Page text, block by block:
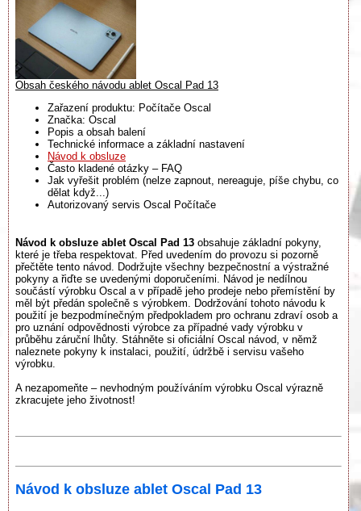
Obsah českého návodu ablet Oscal Pad 13
Zařazení produktu: Počítače Oscal
Značka: Oscal
Popis a obsah balení
Technické informace a základní nastavení
Návod k obsluze
Často kladené otázky – FAQ
Jak vyřešit problém (nelze zapnout, nereaguje, píše chybu, co
dělat když...)
Autorizovaný servis Oscal Počítače
Návod k obsluze ablet Oscal Pad 13 obsahuje základní pokyny,
které je třeba respektovat. Před uvedením do provozu si pozorně
přečtěte tento návod. Dodržujte všechny bezpečnostní a výstražné
pokyny a řiďte se uvedenými doporučeními. Návod je nedílnou
součástí výrobku Oscal a v případě jeho prodeje nebo přemístění by
měl být předán společně s výrobkem. Dodržování tohoto návodu k
použití je bezpodmínečným předpokladem pro ochranu zdraví osob a
pro uznání odpovědnosti výrobce za případné vady výrobku v
průběhu záruční lhůty. Stáhněte si oficiální Oscal návod, v němž
naleznete pokyny k instalaci, použití, údržbě i servisu vašeho
výrobku.
A nezapomeňte – nevhodným používáním výrobku Oscal výrazně
zkracujete jeho životnost!
Návod k obsluze ablet Oscal Pad 13